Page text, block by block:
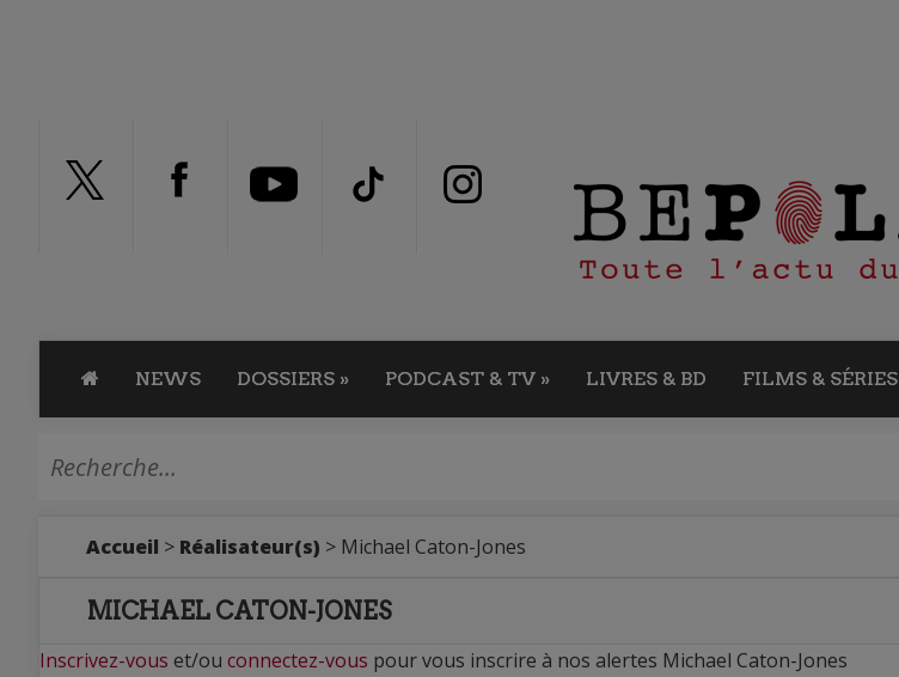
NEWS DOSSIERS » PODCAST & TV » LIVRES & BD FILMS & SÉRIES
Accueil > Réalisateur(s) > Michael Caton-Jones
MICHAEL CATON-JONES
Inscrivez-vous et/ou connectez-vous pour vous inscrire à nos alertes Michael Caton-Jones